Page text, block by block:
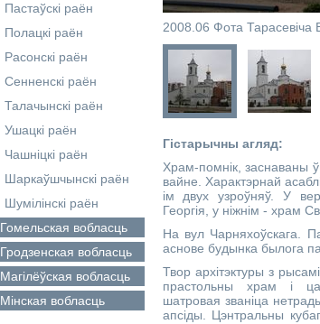
Пастаўскі раён
Полацкі раён
Расонскі раён
Сенненскі раён
Талачынскі раён
Ушацкі раён
Чашніцкі раён
Шаркаўшчынскі раён
Шумілінскі раён
Гомельская вобласць
Гродзенская вобласць
Магілёўская вобласць
Мінская вобласць
2008.06 Фота Тарасевіча
Гістарычны агляд:
Храм-помнік, заснаваны
вайне. Характэрнай
ім двух узроўняў. У
Георгія, у ніжнім - храм
На вул Чарняхоўскага.
аснове будынка былога
Твор архітэктуры з
прастольны храм і
шатровая званіца
апсіды. Цэнтральны